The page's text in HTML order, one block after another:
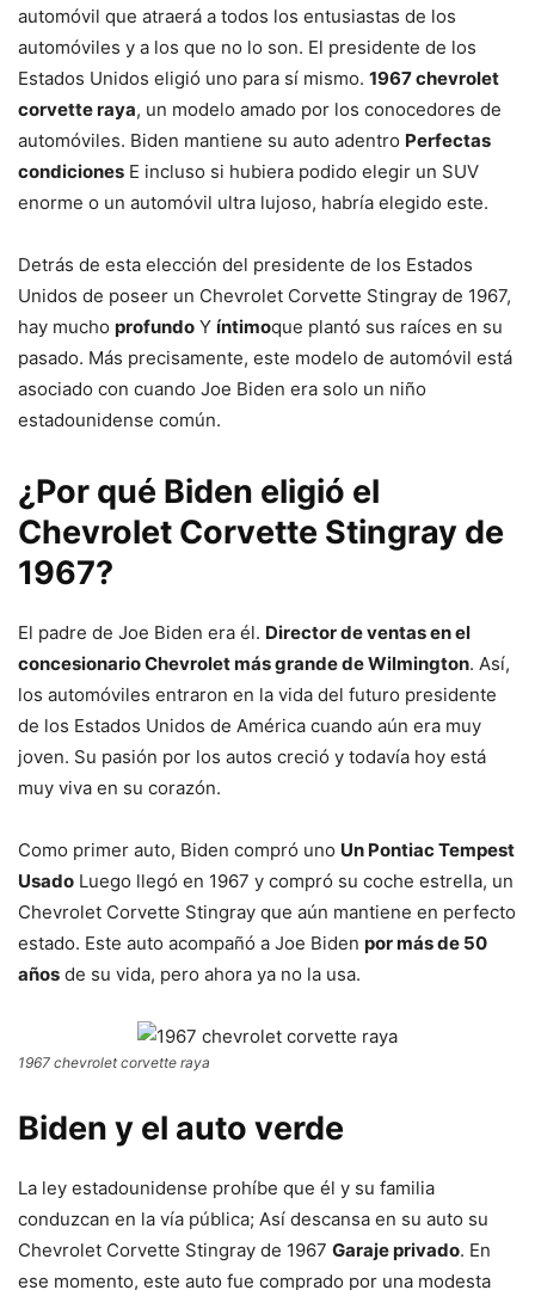
automóvil que atraerá a todos los entusiastas de los
automóviles y a los que no lo son. El presidente de los
Estados Unidos eligió uno para sí mismo. 1967 chevrolet
corvette raya, un modelo amado por los conocedores de
automóviles. Biden mantiene su auto adentro Perfectas
condiciones E incluso si hubiera podido elegir un SUV
enorme o un automóvil ultra lujoso, habría elegido este.
Detrás de esta elección del presidente de los Estados
Unidos de poseer un Chevrolet Corvette Stingray de 1967,
hay mucho profundo Y íntimoque plantó sus raíces en su
pasado. Más precisamente, este modelo de automóvil está
asociado con cuando Joe Biden era solo un niño
estadounidense común.
¿Por qué Biden eligió el
Chevrolet Corvette Stingray de
1967?
El padre de Joe Biden era él. Director de ventas en el
concesionario Chevrolet más grande de Wilmington. Así,
los automóviles entraron en la vida del futuro presidente
de los Estados Unidos de América cuando aún era muy
joven. Su pasión por los autos creció y todavía hoy está
muy viva en su corazón.
Como primer auto, Biden compró uno Un Pontiac Tempest
Usado Luego llegó en 1967 y compró su coche estrella, un
Chevrolet Corvette Stingray que aún mantiene en perfecto
estado. Este auto acompañó a Joe Biden por más de 50
años de su vida, pero ahora ya no la usa.
1967 chevrolet corvette raya
Biden y el auto verde
La ley estadounidense prohíbe que él y su familia
conduzcan en la vía pública; Así descansa en su auto su
Chevrolet Corvette Stingray de 1967 Garaje privado. En
ese momento, este auto fue comprado por una modesta